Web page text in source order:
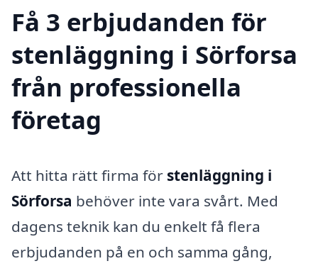
Få 3 erbjudanden för
stenläggning i Sörforsa
från professionella
företag
Att hitta rätt firma för stenläggning i
Sörforsa behöver inte vara svårt. Med
dagens teknik kan du enkelt få flera
erbjudanden på en och samma gång,